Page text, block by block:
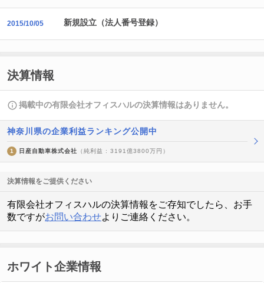
2015/10/05 新規設立（法人番号登録）
決算情報
掲載中の有限会社オフィスハルの決算情報はありません。
神奈川県の企業利益ランキング公開中
1 日産自動車株式会社 （純利益 : 3191億3800万円）
決算情報をご提供ください
有限会社オフィスハルの決算情報をご存知でしたら、お手
数ですがお問い合わせよりご連絡ください。
ホワイト企業情報